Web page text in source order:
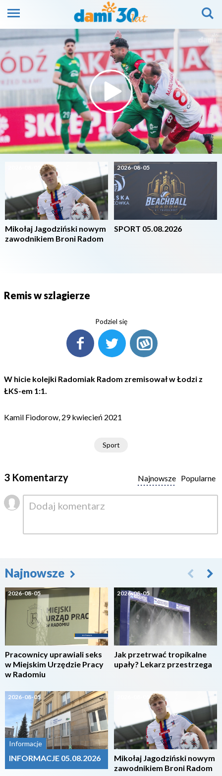
2026-08-05
Mikołaj Jagodziński nowym
zawodnikiem Broni Radom
2026-08-05
SPORT 05.08.2026
Remis w szlagierze
Podziel się
W hicie kolejki Radomiak Radom zremisował w Łodzi z
ŁKS-em 1:1.
Kamil Fiodorow, 29 kwiecień 2021
Sport
3 Komentarzy Popularne
Najnowsze
Najnowsze
2026-08-05
Pracownicy uprawiali seks
w Miejskim Urzędzie Pracy
w Radomiu
2026-08-05
Informacje
INFORMACJE 05.08.2026
2026-08-05
Jak przetrwać tropikalne
upały? Lekarz przestrzega
2026-08-05
Mikołaj Jagodziński nowym
zawodnikiem Broni Radom